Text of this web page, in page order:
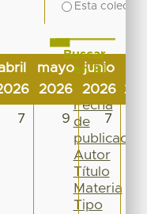
mayo
2026
junio
2026
7 9 7
Esta
Buscar
en RI
Por
Fecha
de
publicación
Autor
Título
Materia
Tipo